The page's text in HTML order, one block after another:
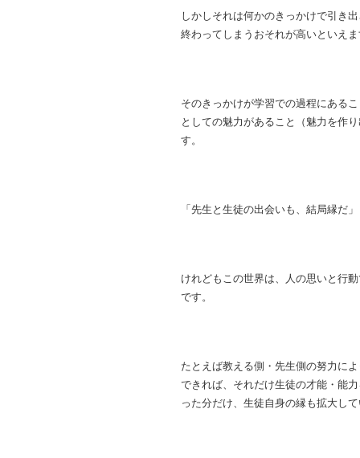
しかしそれは何かのきっかけで引き
終わってしまうおそれが高いといえ
そのきっかけが学習での過程にある
としての魅力があること（魅力を作
す。
「先生と生徒の出会いも、結局縁だ
けれどもこの世界は、人の思いと行
です。
たとえば教える側・先生側の努力に
できれば、それだけ生徒の才能・能
った分だけ、生徒自身の縁も拡大し